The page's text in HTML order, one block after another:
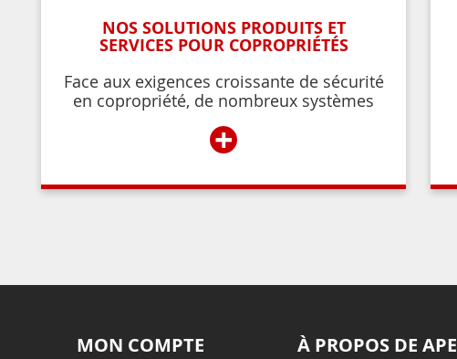
NOS SOLUTIONS PRODUITS ET
SERVICES POUR COPROPRIÉTÉS
Face aux exigences croissante de sécurité
en copropriété, de nombreux systèmes
l’accès à l’immeuble aux résidents ou aux
personnes autorisées par ces derniers.
+
MON COMPTE À PROPOS DE APE